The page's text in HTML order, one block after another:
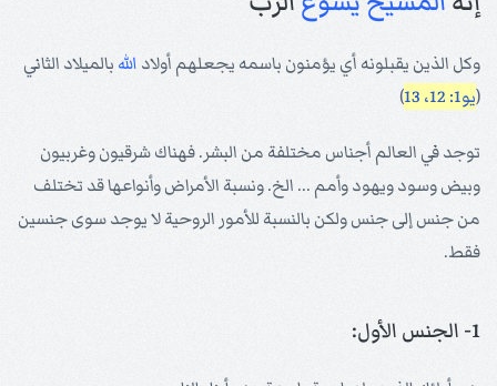
وكل الذين يقبلونه أي يؤمنون باسمه يجعلهم أولاد الله بالميلاد الثاني
(يو1: 12، 13 )
توجد في العالم أجناس مختلفة من البشر. فهناك شرقيون وغربيون
وبيض وسود ويهود وأمم ... الخ. ونسبة الأمراض وأنواعها قد تختلف
من جنس إلى جنس ولكن بالنسبة للأمور الروحية لا يوجد سوى جنسين
فقط.
1- الجنس الأول: